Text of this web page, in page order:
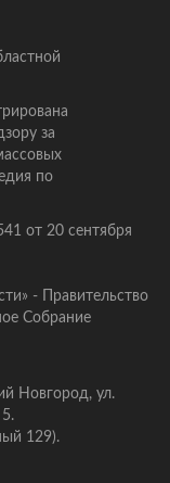
за
по
от 20 сентября
- Правительство
Собрание
Новгород, ул.
129).